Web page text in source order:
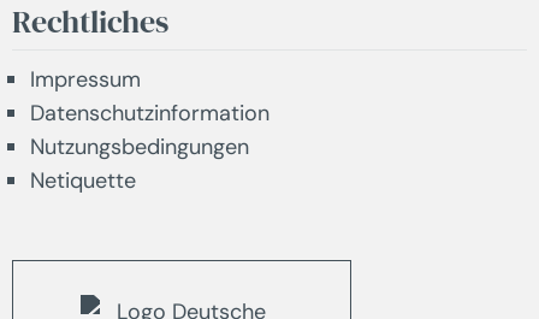
Rechtliches
Impressum
Datenschutzinformation
Nutzungsbedingungen
Netiquette